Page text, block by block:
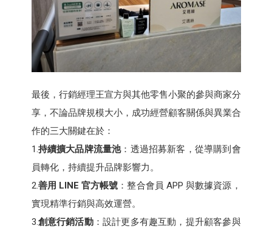
最後，行銷經理王宣方與其他零售小聚的參與商家分
享，不論品牌規模大小，成功經營顧客關係與異業合
作的三大關鍵在於：
1.持續擴大品牌流量池：透過招募新客，從導購到會
員轉化，持續提升品牌影響力。
2.善用 LINE 官方帳號 ：整合會員 APP 與數據資源，
實現精準行銷與高效運營。
3.創意行銷活動：設計更多有趣互動，提升顧客參與